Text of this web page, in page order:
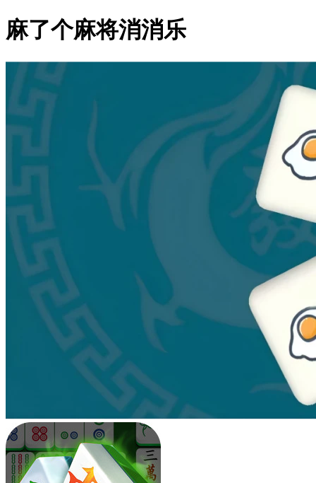
麻了个麻将消消乐